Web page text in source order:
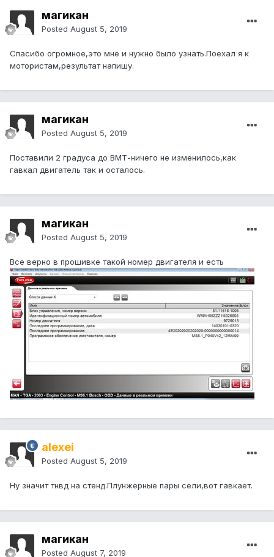
магикан
Posted August 5, 2019
Спасибо огромное,это мне и нужно было узнать.Поехал я к
мотористам,результат напишу.
магикан
Posted August 5, 2019
Поставили 2 градуса до ВМТ-ничего не изменилось,как
гавкал двигатель так и осталось.
магикан
Posted August 5, 2019
Все верно в прошивке такой номер двигателя и есть
alexei
Posted August 5, 2019
Ну значит тнвд на стенд.Плунжерные пары сели,вот гавкает.
магикан
Posted August 7, 2019